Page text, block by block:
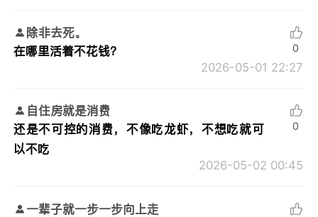
除非去死。
在哪里活着不花钱？
2026-05-01 22:27
0
自住房就是消费
还是不可控的消费，不像吃龙虾，不想吃就可
以不吃
2026-05-02 00:45
0
一辈子就一步一步向上走